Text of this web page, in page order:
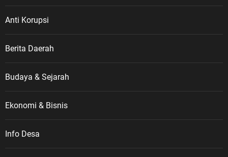
Anti Korupsi
Berita Daerah
Budaya & Sejarah
Ekonomi & Bisnis
Info Desa